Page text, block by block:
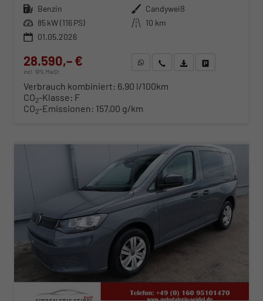
Kraftstoff Benzin Außenfarbe Candyweiß
Leistung 85 kW (116 PS) Kilometerstand 10 km
01.05.2026
28.590,– €
incl. 19% MwSt.
WhatsApp anfragen
Wir rufen Sie anFahrzeugexposé (PDF)
Verbrauch kombiniert: 6,90 l/100km
CO2-Klasse: F
CO2-Emissionen: 157,00 g/km